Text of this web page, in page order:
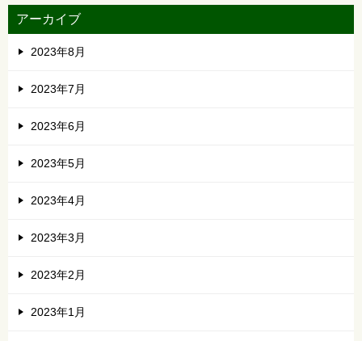
アーカイブ
2023年8月
2023年7月
2023年6月
2023年5月
2023年4月
2023年3月
2023年2月
2023年1月